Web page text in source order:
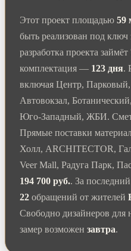
Этот проект площадью 59
быть реализован под ключ
разработка проекта займёт
комплектация — 123 дня.
включая Центр,
Автовокзал,
Юго-Западный, ЖБИ.
Прямые поставки
Холл, ARCHITECTOR,
Veer Mall, Радуга Парк,
194 700 руб.. За
22 обращений от жителей
Свободно дизайнеров для
замер возможен завтра.